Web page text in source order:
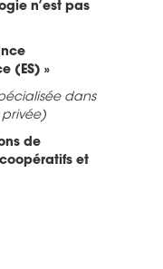
n’est pas
(ES) »
dans
privée)
de
et